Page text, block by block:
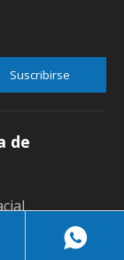
Suscribirse
de